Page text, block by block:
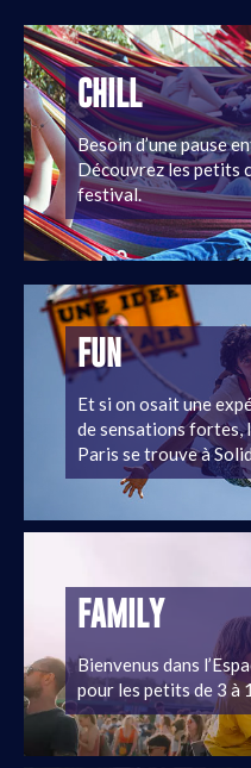
CHILL
Besoin d’une pause
Découvrez les petits
festival.
FUN
Et si on osait une
de sensations fortes,
Paris se trouve à
FAMILY
Bienvenus dans
pour les petits de 3 à